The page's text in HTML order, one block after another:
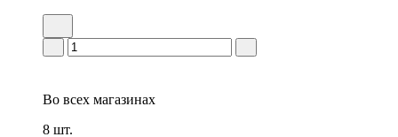
Во всех магазинах
8 шт.